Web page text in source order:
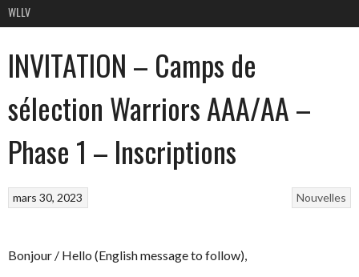
WLLV
INVITATION – Camps de
sélection Warriors AAA/AA –
Phase 1 – Inscriptions
Nouvelles
mars 30, 2023
Bonjour / Hello (English message to follow),